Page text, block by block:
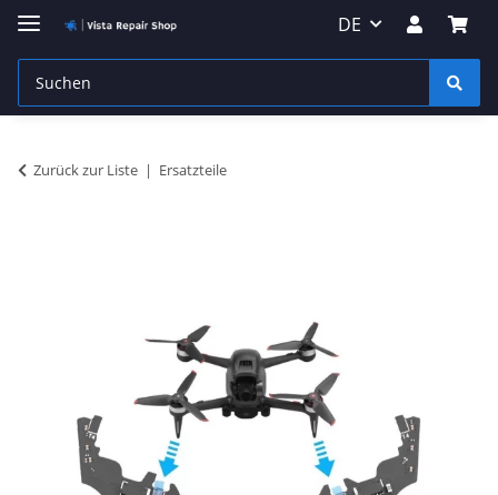
DE
Zurück zur Liste Ersatzteile